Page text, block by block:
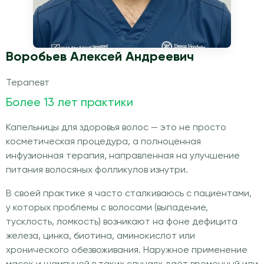
Воробьев Алексей Андреевич
Терапевт
Более 13 лет практики
Капельницы для здоровья волос — это не просто
косметическая процедура, а полноценная
инфузионная терапия, направленная на улучшение
питания волосяных фолликулов изнутри.
В своей практике я часто сталкиваюсь с пациентами,
у которых проблемы с волосами (выпадение,
тусклость, ломкость) возникают на фоне дефицита
железа, цинка, биотина, аминокислот или
хронического обезвоживания. Наружное применение